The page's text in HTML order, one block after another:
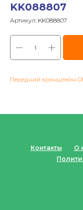
KK088807
Артикул: KK088807
Передний кронштейн
Контакты О